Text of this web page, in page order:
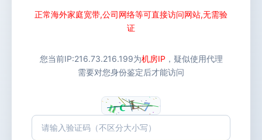
正常海外家庭宽带,公司网络等可直接访问网站,无需验
证
您当前IP:216.73.216.199为机房IP ，疑似使用代理
需要对您身份鉴定后才能访问